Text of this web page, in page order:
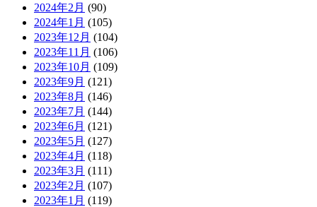
2024年2月 (90)
2024年1月 (105)
2023年12月 (104)
2023年11月 (106)
2023年10月 (109)
2023年9月 (121)
2023年8月 (146)
2023年7月 (144)
2023年6月 (121)
2023年5月 (127)
2023年4月 (118)
2023年3月 (111)
2023年2月 (107)
2023年1月 (119)